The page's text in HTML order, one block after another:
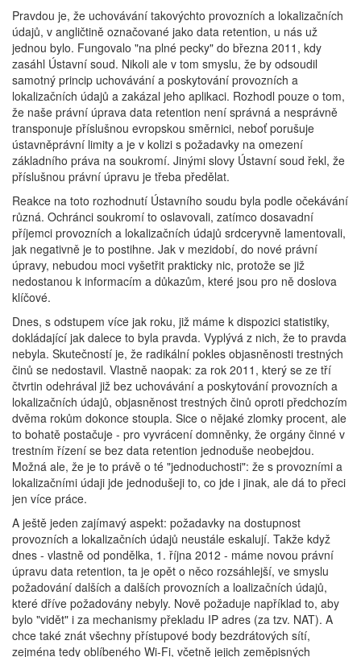
Pravdou je, že uchovávání takovýchto provozních a lokalizačních
údajů, v angličtině označované jako data retention, u nás už
jednou bylo. Fungovalo "na plné pecky" do března 2011, kdy
zasáhl Ústavní soud. Nikoli ale v tom smyslu, že by odsoudil
samotný princip uchovávání a poskytování provozních a
lokalizačních údajů a zakázal jeho aplikaci. Rozhodl pouze o tom,
že naše právní úprava data retention není správná a nesprávně
transponuje příslušnou evropskou směrnici, neboť porušuje
ústavněprávní limity a je v kolizi s požadavky na omezení
základního práva na soukromí. Jinými slovy Ústavní soud řekl, že
příslušnou právní úpravu je třeba předělat.
Reakce na toto rozhodnutí Ústavního soudu byla podle očekávání
různá. Ochránci soukromí to oslavovali, zatímco dosavadní
příjemci provozních a lokalizačních údajů srdceryvně lamentovali,
jak negativně je to postihne. Jak v mezidobí, do nové právní
úpravy, nebudou moci vyšetřit prakticky nic, protože se již
nedostanou k informacím a důkazům, které jsou pro ně doslova
klíčové.
Dnes, s odstupem více jak roku, již máme k dispozici statistiky,
dokládající jak dalece to byla pravda. Vyplývá z nich, že to pravda
nebyla. Skutečností je, že radikální pokles objasněnosti trestných
činů se nedostavil. Vlastně naopak: za rok 2011, který se ze tří
čtvrtin odehrával již bez uchovávání a poskytování provozních a
lokalizačních údajů, objasněnost trestných činů oproti předchozím
dvěma rokům dokonce stoupla. Sice o nějaké zlomky procent, ale
to bohatě postačuje - pro vyvrácení domněnky, že orgány činné v
trestním řízení se bez data retention jednoduše neobejdou.
Možná ale, že je to právě o té "jednoduchosti": že s provozními a
lokalizačními údaji jde jednodušeji to, co jde i jinak, ale dá to přeci
jen více práce.
A ještě jeden zajímavý aspekt: požadavky na dostupnost
provozních a lokalizačních údajů neustále eskalují. Takže když
dnes - vlastně od pondělka, 1. října 2012 - máme novou právní
úpravu data retention, ta je opět o něco rozsáhlejší, ve smyslu
požadování dalších a dalších provozních a loalizačních údajů,
které dříve požadovány nebyly. Nově požaduje například to, aby
bylo "vidět" i za mechanismy překladu IP adres (za tzv. NAT). A
chce také znát všechny přístupové body bezdrátových sítí,
zejména tedy oblíbeného Wi-Fi, včetně jejich zeměpisných